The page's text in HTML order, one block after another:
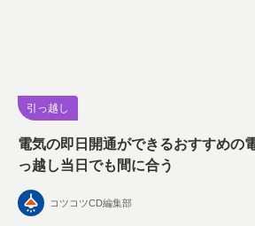
引っ越し
電気の即日開通ができるおすすめの
っ越し当日でも間に合う
コツコツCD編集部